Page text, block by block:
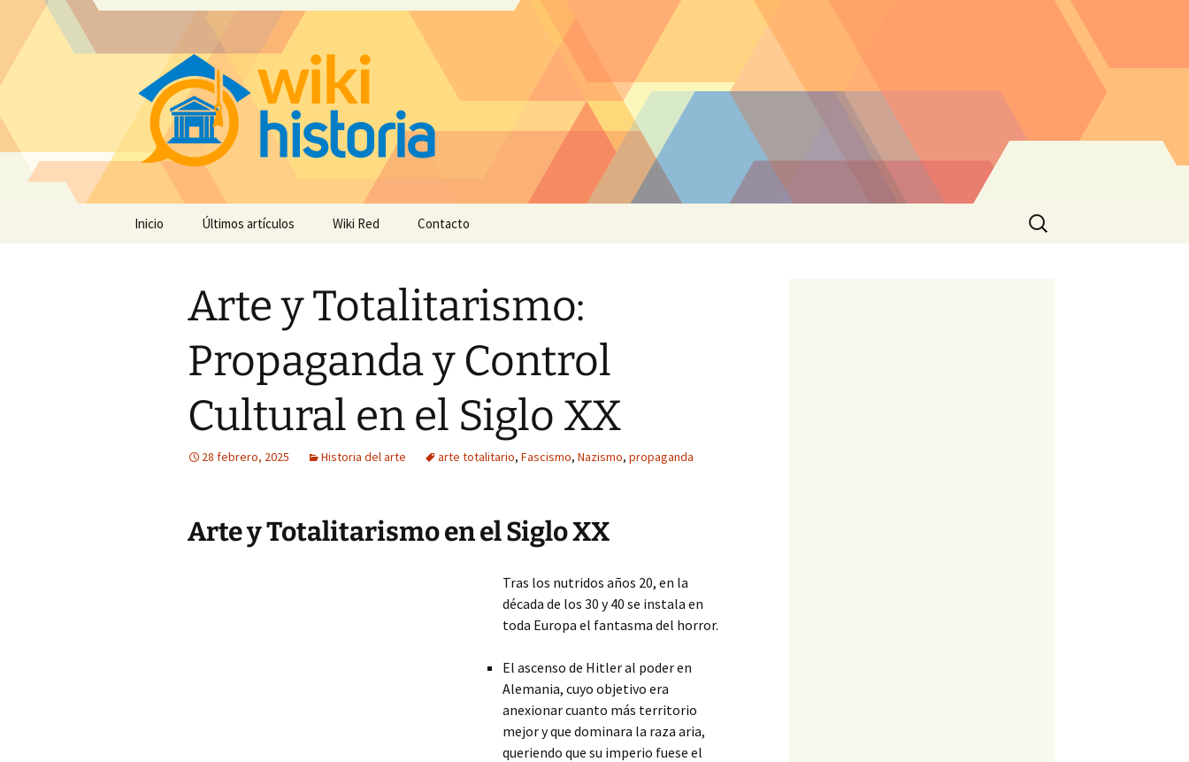
Inicio Últimos artículos Wiki Red Contacto
Buscar:
Arte y Totalitarismo:
Propaganda y Control
Cultural en el Siglo XX
28 febrero, 2025 Historia del arte arte totalitario, Fascismo, Nazismo, propaganda
Arte y Totalitarismo en el Siglo XX
Tras los nutridos años 20, en la
década de los 30 y 40 se instala en
toda Europa el fantasma del horror.
El ascenso de Hitler al poder en
Alemania, cuyo objetivo era
anexionar cuanto más territorio
mejor y que dominara la raza aria,
queriendo que su imperio fuese el